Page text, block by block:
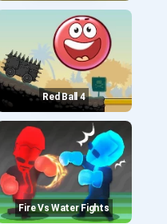
Red Ball 4
Fire Vs Water Fights